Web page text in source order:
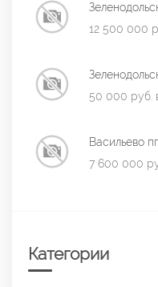
12 500 000
50 000 руб.
Васильево
7 600 000
Категории